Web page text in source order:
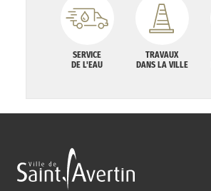
SERVICE
DE L'EAU
TRAVAUX
DANS LA VILLE